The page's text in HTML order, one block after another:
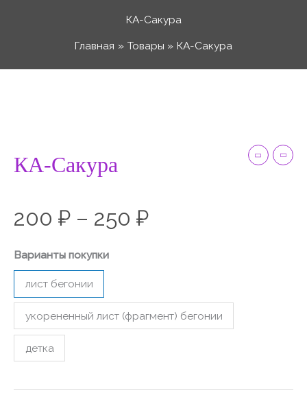
КА-Сакура
Главная
Товары КА-Сакура
КА-Сакура
200 ₽ – 250 ₽
Варианты покупки
лист бегонии
укорененный лист (фрагмент) бегонии
детка